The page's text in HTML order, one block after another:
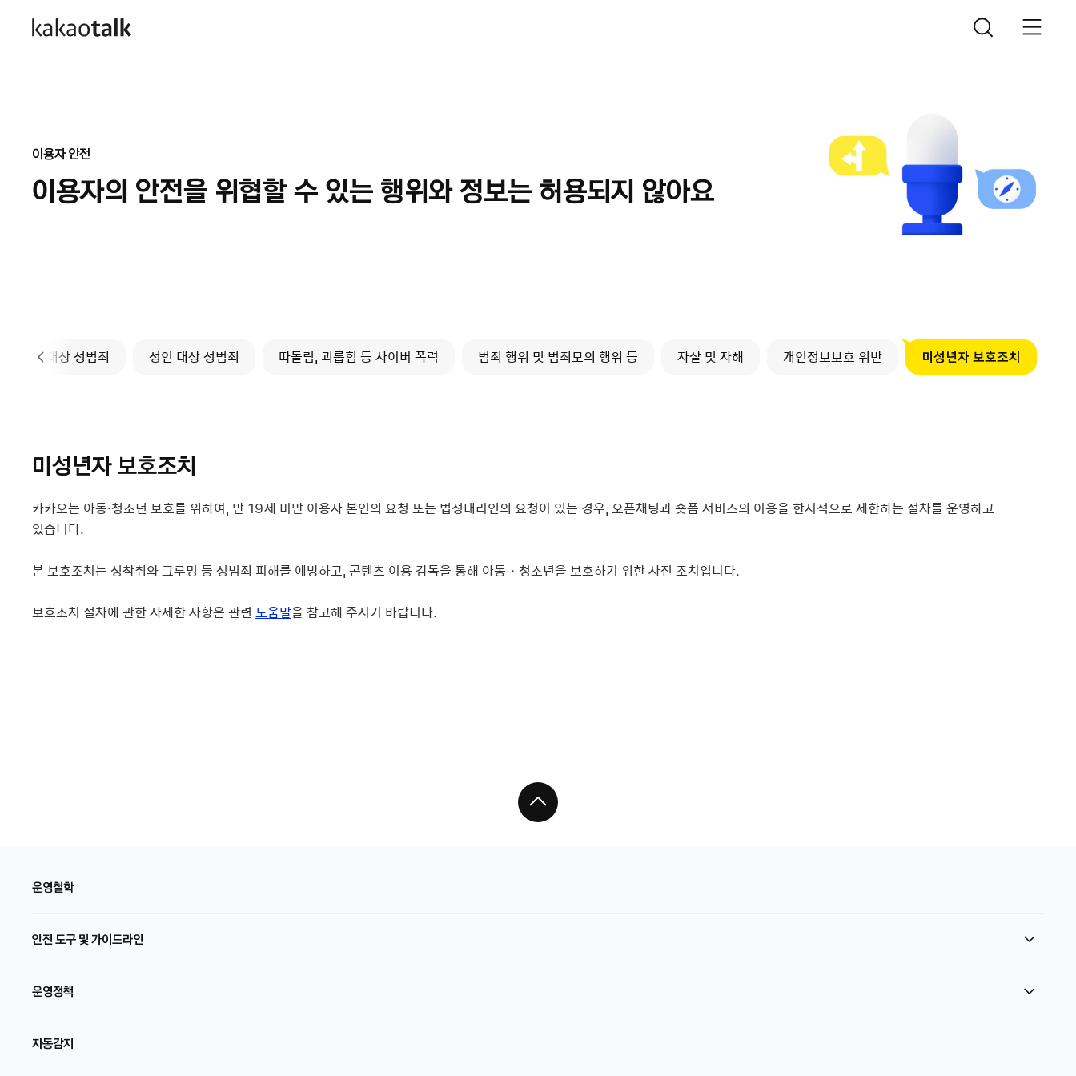
이용자 안전
이용자의 안전을 위협할 수 있는 행위와 정보는 허용되지 않아요
청소년 대상 성범죄 성인 대상 성범죄 따돌림, 괴롭힘 등 사이버 폭력 범죄 행위 및 범죄모의 행위 등 자살 및 자해 개인정보보호 위반 미성년자 보호조치
미성년자 보호조치
카카오는 아동·청소년 보호를 위하여, 만 19세 미만 이용자 본인의 요청 또는 법정대리인의 요청이 있는 경우, 오픈채팅과 숏폼 서비스의 이용을 한시적으로 제한하는 절차를 운영하고
있습니다.
본 보호조치는 성착취와 그루밍 등 성범죄 피해를 예방하고, 콘텐츠 이용 감독을 통해 아동・청소년을 보호하기 위한 사전 조치입니다.
보호조치 절차에 관한 자세한 사항은 관련 도움말을 참고해 주시기 바랍니다.
운영철학
안전 도구 및 가이드라인
운영정책
자동감지